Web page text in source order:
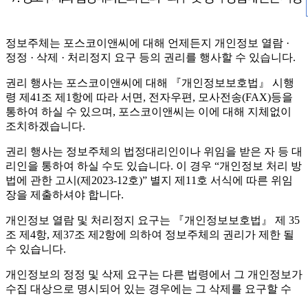
정보주체는 포스코이앤씨에 대해 언제든지 개인정보 열람 ·
정정 · 삭제 · 처리정지 요구 등의 권리를 행사할 수 있습니다.
권리 행사는 포스코이앤씨에 대해 『개인정보보호법』 시행
령 제41조 제1항에 따라 서면, 전자우편, 모사전송(FAX)등을
통하여 하실 수 있으며, 포스코이앤씨는 이에 대해 지체없이
조치하겠습니다.
권리 행사는 정보주체의 법정대리인이나 위임을 받은 자 등 대
리인을 통하여 하실 수도 있습니다. 이 경우 “개인정보 처리 방
법에 관한 고시(제2023-12호)” 별지 제11호 서식에 따른 위임
장을 제출하셔야 합니다.
개인정보 열람 및 처리정지 요구는 『개인정보보호법』 제 35
조 제4항, 제37조 제2항에 의하여 정보주체의 권리가 제한 될
수 있습니다.
개인정보의 정정 및 삭제 요구는 다른 법령에서 그 개인정보가
수집 대상으로 명시되어 있는 경우에는 그 삭제를 요구할 수